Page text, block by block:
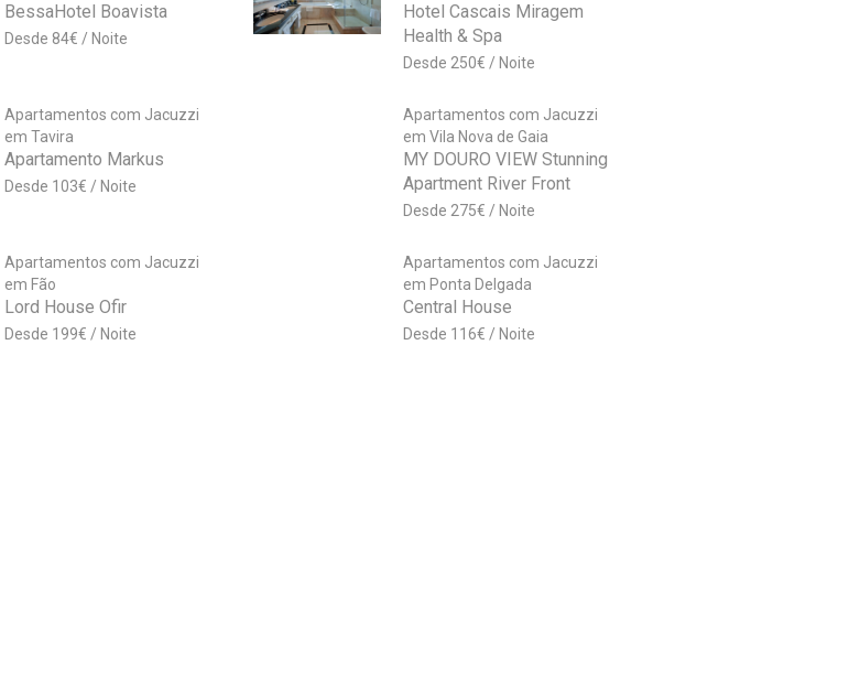
BessaHotel Boavista
84€
Hotel Cascais Miragem
Health & Spa
250€
Apartamentos com Jacuzzi
em Tavira
Apartamento Markus
103€
Apartamentos com Jacuzzi
em Vila Nova de Gaia
MY DOURO VIEW Stunning
Apartment River Front
275€
Apartamentos com Jacuzzi
em Fão
Lord House Ofir
199€
Apartamentos com Jacuzzi
em Ponta Delgada
Central House
116€